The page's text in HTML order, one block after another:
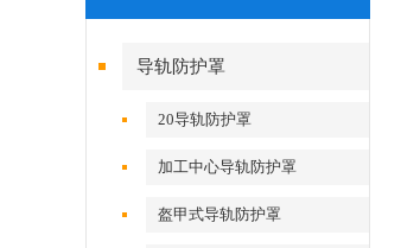
导轨防护罩
20导轨防护罩
加工中心导轨防护罩
盔甲式导轨防护罩